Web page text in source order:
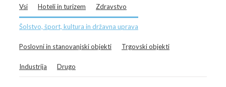
Vsi Hoteli in turizem Zdravstvo
Šolstvo, šport, kultura in državna uprava
Poslovni in stanovanjski objekti Trgovski objekti
Industrija Drugo